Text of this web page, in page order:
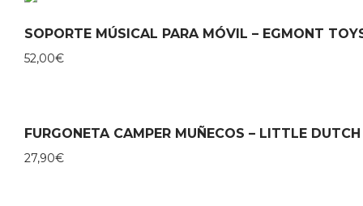
SOPORTE MÚSICAL PARA MÓVIL – EGMONT
52,00€
FURGONETA CAMPER MUÑECOS – LITTLE DUTCH
27,90€